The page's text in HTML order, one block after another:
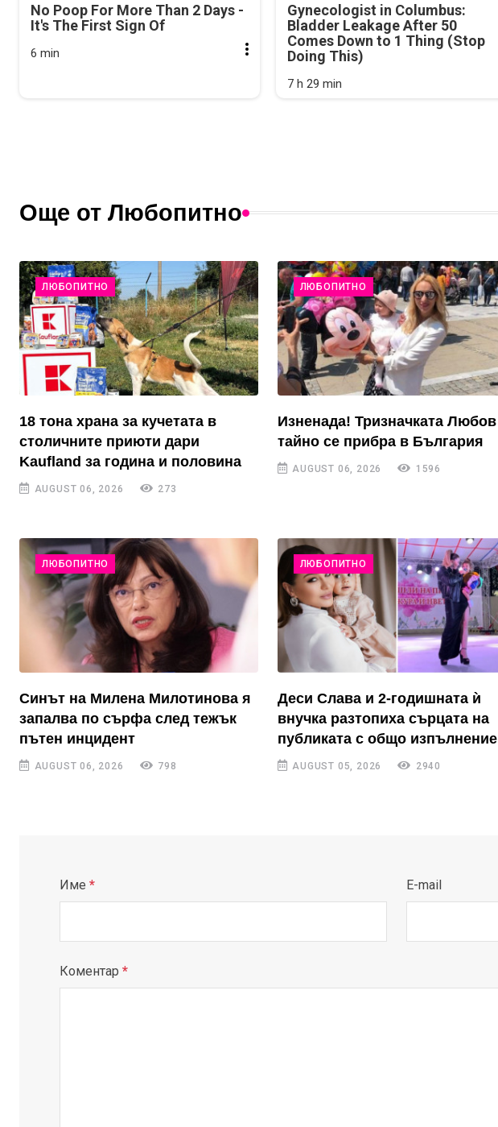
No Poop For More Than 2 Days -
It's The First Sign Of
6 min
Gynecologist in Columbus:
Bladder Leakage After 50
Comes Down to 1 Thing (Stop
Doing This)
7 h 29 min
Още от Любопитно
ЛЮБОПИТНО
18 тона храна за кучетата в
столичните приюти дари
Kaufland за година и половина
AUGUST 06, 2026 273
ЛЮБОПИТНО
Изненада! Тризначката Любов
тайно се прибра в България
AUGUST 06, 2026 1596
ЛЮБОПИТНО
Синът на Милена Милотинова я
запалва по сърфа след тежък
пътен инцидент
AUGUST 06, 2026 798
ЛЮБОПИТНО
Деси Слава и 2-годишната ѝ
внучка разтопиха сърцата на
публиката с общо изпълнение
AUGUST 05, 2026 2940
Име * E-mail
Коментар *